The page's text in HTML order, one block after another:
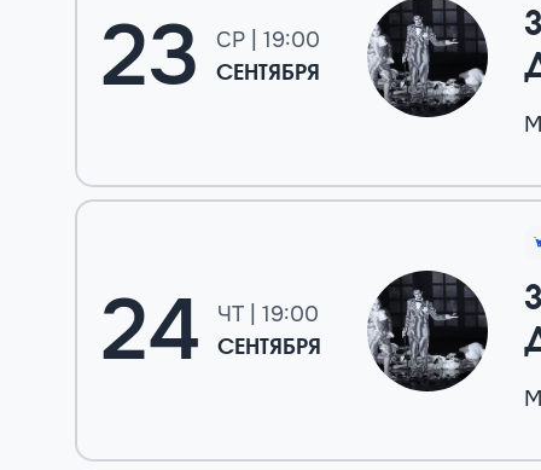
23 СР | 19:00
СЕНТЯБРЯ
24 ЧТ | 19:00
СЕНТЯБРЯ